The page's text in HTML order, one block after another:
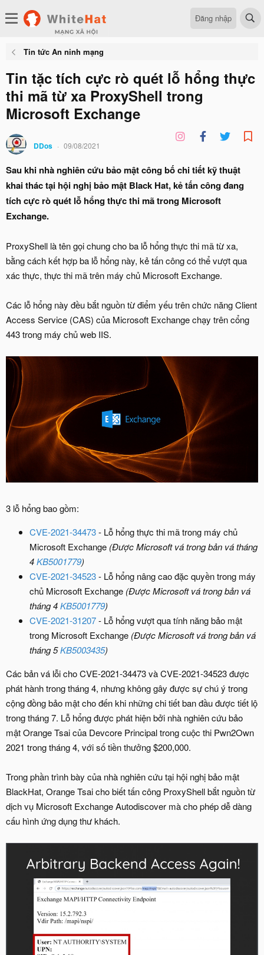
Đăng nhập
Tin tức An ninh mạng
Tin tặc tích cực rò quét lỗ hổng thực
thi mã từ xa ProxyShell trong
Microsoft Exchange
DDos 09/08/2021
Sau khi nhà nghiên cứu bảo mật công bố chi tiết kỹ thuật
khai thác tại hội nghị bảo mật Black Hat, kẻ tấn công đang
tích cực rò quét lỗ hổng thực thi mã trong Microsoft
Exchange.
ProxyShell là tên gọi chung cho ba lỗ hổng thực thi mã từ xa,
bằng cách kết hợp ba lỗ hổng này, kẻ tấn công có thể vượt qua
xác thực, thực thi mã trên máy chủ Microsoft Exchange.
Các lỗ hổng này đều bắt nguồn từ điểm yếu trên chức năng Client
Access Service (CAS) của Microsoft Exchange chạy trên cổng
443 trong máy chủ web IIS.
3 lỗ hổng bao gồm:
CVE-2021-34473- Lỗ hổng thực thi mã trong máy chủ
Microsoft Exchange (Được Microsoft vá trong bản vá tháng
4KB5001779)
CVE-2021-34523- Lỗ hổng nâng cao đặc quyền trong máy
chủ Microsoft Exchange (Được Microsoft vá trong bản vá
tháng 4KB5001779)
CVE-2021-31207- Lỗ hổng vượt qua tính năng bảo mật
trong Microsoft Exchange (Được Microsoft vá trong bản vá
tháng 5KB5003435)
Các bản vá lỗi cho CVE-2021-34473 và CVE-2021-34523 được
phát hành trong tháng 4, nhưng không gây được sự chú ý trong
cộng đồng bảo mật cho đến khi những chi tiết ban đầu được tiết lộ
trong tháng 7. Lỗ hổng được phát hiện bởi nhà nghiên cứu bảo
mật Orange Tsai của Devcore Principal trong cuộc thi Pwn2Own
2021 trong tháng 4, với số tiền thưởng $200,000.
Trong phần trình bày của nhà nghiên cứu tại hội nghị bảo mật
BlackHat, Orange Tsai cho biết tấn công ProxyShell bắt nguồn từ
dịch vụ Microsoft Exchange Autodiscover mà cho phép dễ dàng
cấu hình ứng dụng thư khách.